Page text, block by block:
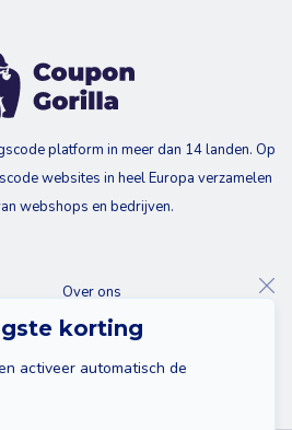
korting
activeer automatisch de
platform in meer dan 14 landen. Op
websites in heel Europa verzamelen
webshops en bedrijven.
Over ons
Contact